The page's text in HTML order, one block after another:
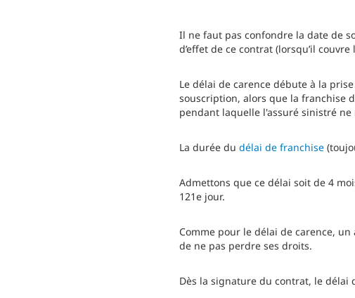
Il ne faut pas confondre la date de
d’effet de ce contrat (lorsqu’il
Le délai de carence débute à la
souscription, alors que la franchise
pendant laquelle l'assuré sinistré
La durée du délai de franchise
Admettons que ce délai soit de 4
121e jour.
Comme pour le délai de carence,
de ne pas perdre ses droits.
Dès la signature du contrat, le délai